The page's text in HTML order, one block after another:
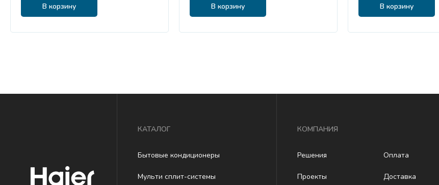
В корзину В корзину В корзину
КАТАЛОГ
Бытовые кондиционеры
Мульти сплит-системы
КОМПАНИЯ
Решения Оплата
Проекты Доставка